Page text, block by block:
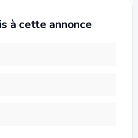
à cette annonce